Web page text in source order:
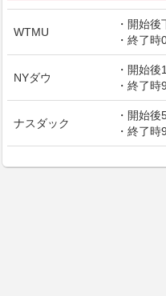
WTMU
・開始後
・終了
NYダウ
・開始
・終了
ナスダック
・開始
・終了